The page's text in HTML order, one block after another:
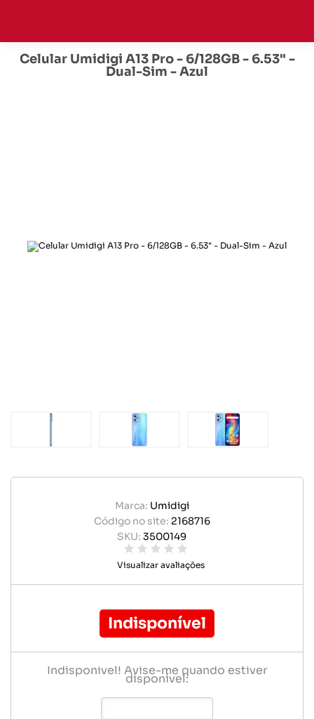
Celular Umidigi A13 Pro - 6/128GB - 6.53" -
Dual-Sim - Azul
Marca: Umidigi
Código no site: 2168716
SKU: 3500149
Visualizar avaliações
Indisponível
Indisponível! Avise-me quando estiver
disponível: